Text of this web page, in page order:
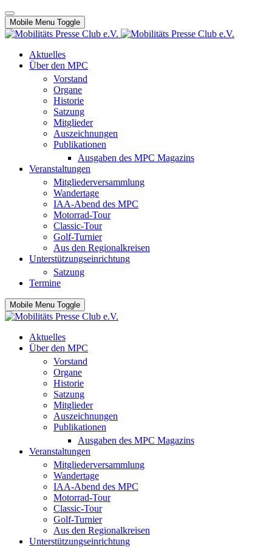
Mobile Menu Toggle
Aktuelles
Über den MPC
Vorstand
Organe
Historie
Satzung
Mitglieder
Auszeichnungen
Publikationen
Ausgaben des MPC Magazins
Veranstaltungen
Mitgliederversammlung
Wandertage
IAA-Abend des MPC
Motorrad-Tour
Classic-Tour
Golf-Turnier
Aus den Regionalkreisen
Unterstützungseinrichtung
Satzung
Termine
Mobile Menu Toggle
Aktuelles
Über den MPC
Vorstand
Organe
Historie
Satzung
Mitglieder
Auszeichnungen
Publikationen
Ausgaben des MPC Magazins
Veranstaltungen
Mitgliederversammlung
Wandertage
IAA-Abend des MPC
Motorrad-Tour
Classic-Tour
Golf-Turnier
Aus den Regionalkreisen
Unterstützungseinrichtung